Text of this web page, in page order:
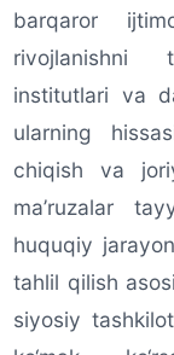
barqaror
rivojlanishni
institutlari va
ularning
chiqish va
ma’ruzalar
huquqiy
tahlil qilish
siyosiy